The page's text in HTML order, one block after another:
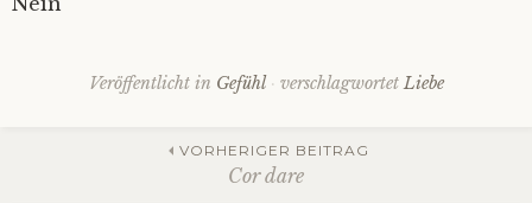
Veröffentlicht in Gefühl verschlagwortet Liebe
Beitrags-VORHERIGER BEITRAG
Cor dare